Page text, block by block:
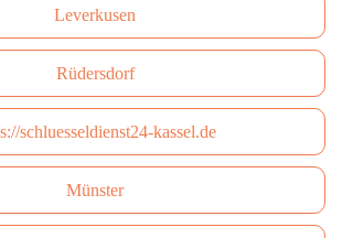
Leverkusen
Rüdersdorf
schluesseldienst24-kassel.de
Münster